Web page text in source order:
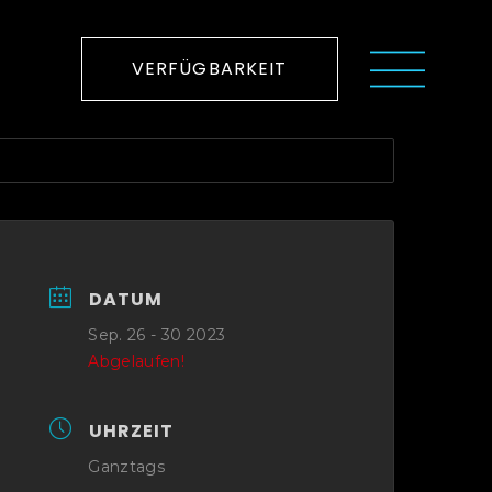
VERFÜGBARKEIT
DATUM
Sep. 26 - 30 2023
Abgelaufen!
UHRZEIT
Ganztags